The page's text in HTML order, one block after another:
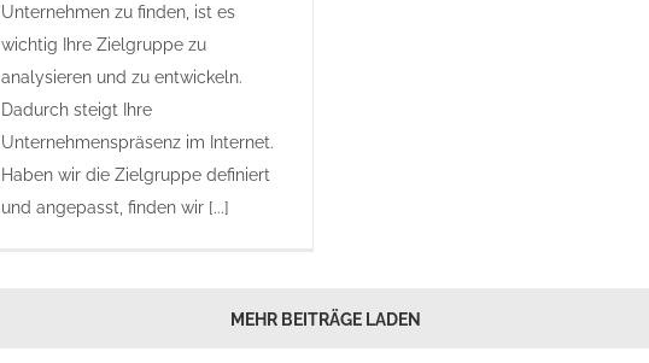
Unternehmen zu finden, ist es
wichtig Ihre Zielgruppe zu
analysieren und zu entwickeln.
Dadurch steigt Ihre
Unternehmenspräsenz im Internet.
Haben wir die Zielgruppe definiert
und angepasst, finden wir [...]
MEHR BEITRÄGE LADEN